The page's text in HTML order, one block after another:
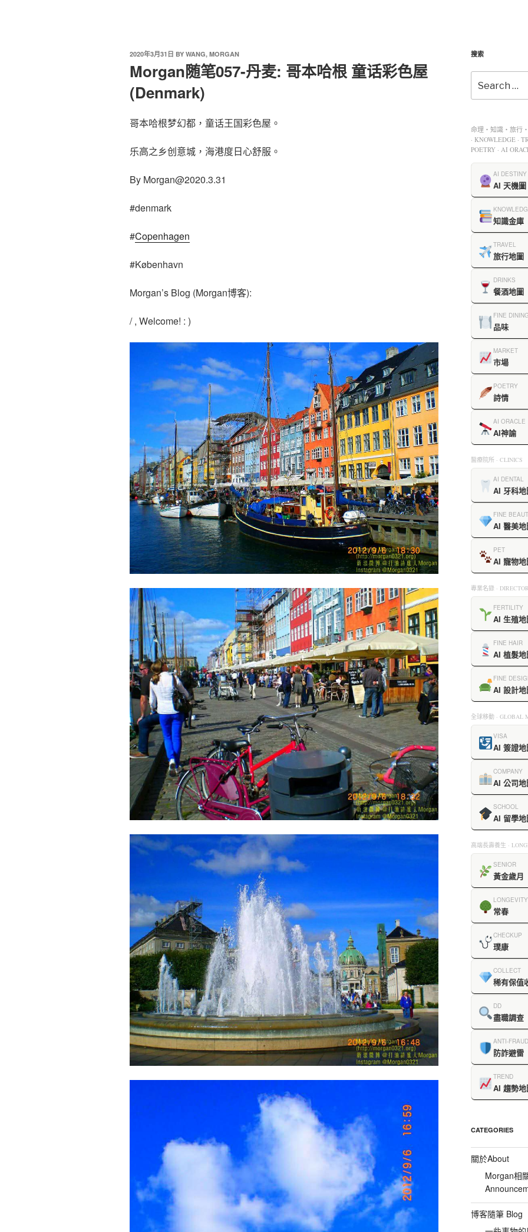
2020年3月31日 BY WANG, MORGAN
Morgan随笔057-丹麦: 哥本哈根 童话彩色屋
(Denmark)
哥本哈根梦幻都，童话王国彩色屋。
乐高之乡创意城，海港度日心舒服。
By Morgan@2020.3.31
#denmark
#Copenhagen
#København
Morgan’s Blog (Morgan博客):
/ , Welcome! : )
搜索
命理・知識・旅行
· KNOWLEDGE ·
POETRY · AI
AI DESTINY
AI 天機圖
知識金庫
TRAVEL
旅行地圖
DRINKS
餐酒地圖
FINE
品味
MARKET
市場
POETRY
詩情
AI ORACLE
AI神諭
醫療院所 · CLINICS
AI DENTAL
AI 牙科地
FINE
AI 醫美地
PET
AI 寵物地
專業名錄 ·
FERTILITY
AI 生殖地
FINE HAIR
AI 植髮地
FINE
AI 設計地
全球移動 · GLOBAL
VISA
AI 簽證地
COMPANY
AI 公司地
SCHOOL
AI 留學地
高端長壽養生 ·
SENIOR
黃金歲月
LONGEVITY
常春
CHECKUP
璞康
COLLECT
稀有保值
DD
盡職調查
ANTI-FRAUD
防詐避雷
TREND
AI 趨勢地
CATEGORIES
關於About
Morgan相
博客隨筆 Blog